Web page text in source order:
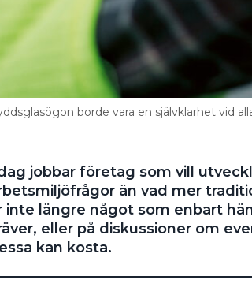
borde vara en självklarhet vid
jobbar företag som vill
än vad mer
inte längre något som enbart
eller på diskussioner om
kan kosta.